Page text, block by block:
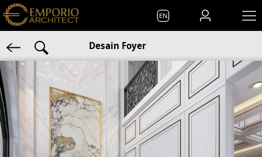
EN
Desain Foyer